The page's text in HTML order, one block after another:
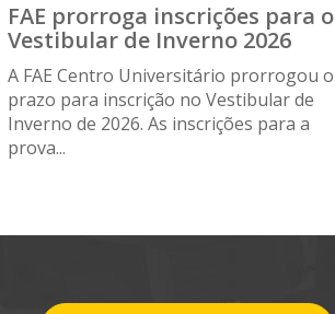
FAE prorroga inscrições para o
Vestibular de Inverno 2026
A FAE Centro Universitário prorrogou o
prazo para inscrição no Vestibular de
Inverno de 2026. As inscrições para a
prova...